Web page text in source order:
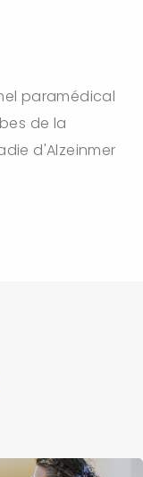
paramédical
de la
d'Alzeinmer